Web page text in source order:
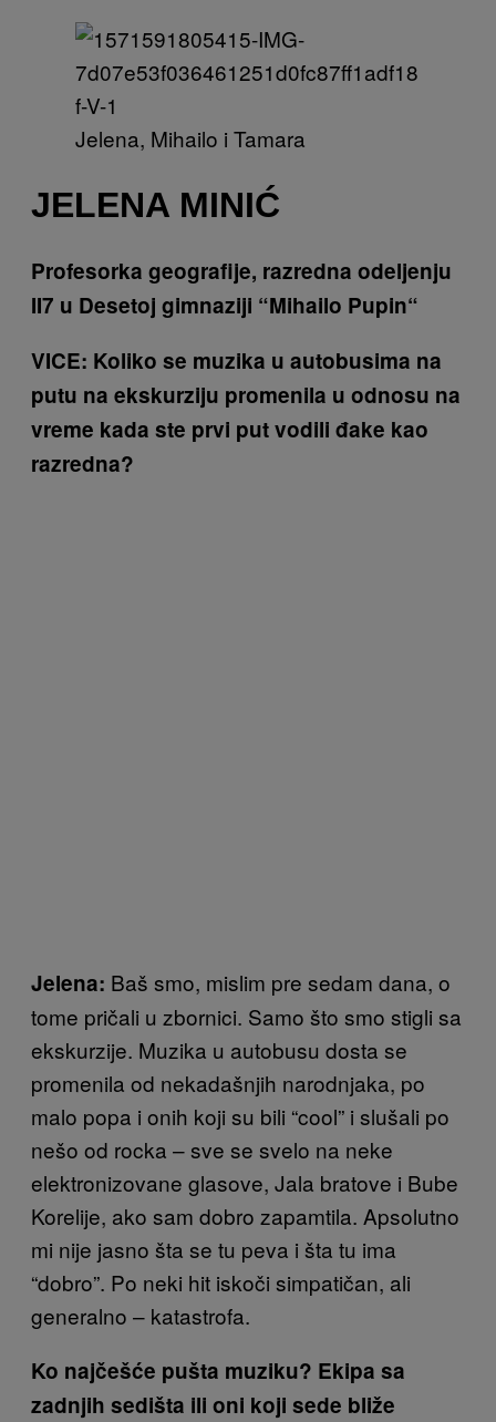
Jelena, Mihailo i Tamara
JELENA MINIĆ
Profesorka geografije, razredna odeljenju
II7 u Desetoj gimnaziji “Mihailo Pupin“
VICE: Koliko se muzika u autobusima na
putu na ekskurziju promenila u odnosu na
vreme kada ste prvi put vodili đake kao
razredna?
Jelena: Baš smo, mislim pre sedam dana, o
tome pričali u zbornici. Samo što smo stigli sa
ekskurzije. Muzika u autobusu dosta se
promenila od nekadašnjih narodnjaka, po
malo popa i onih koji su bili “cool” i slušali po
nešo od rocka – sve se svelo na neke
elektronizovane glasove, Jala bratove i Bube
Korelije, ako sam dobro zapamtila. Apsolutno
mi nije jasno šta se tu peva i šta tu ima
“dobro”. Po neki hit iskoči simpatičan, ali
generalno – katastrofa.
Ko najčešće pušta muziku? Ekipa sa
zadnjih sedišta ili oni koji sede bliže